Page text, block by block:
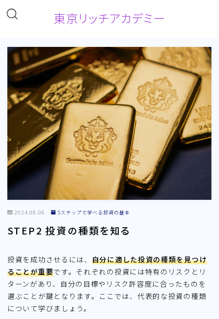
東京リッチアカデミー
2024.08.06 5ステップで学べる投資の基本
STEP2 投資の種類を知る
投資を成功させるには、 自分に適した投資の種類を見つけ
ることが重要です。それぞれの投資には特有のリスクとリ
ターンがあり、自分の目標やリスク許容度に合ったものを
選ぶことが鍵となります。ここでは、代表的な投資の種類
について学びましょう。